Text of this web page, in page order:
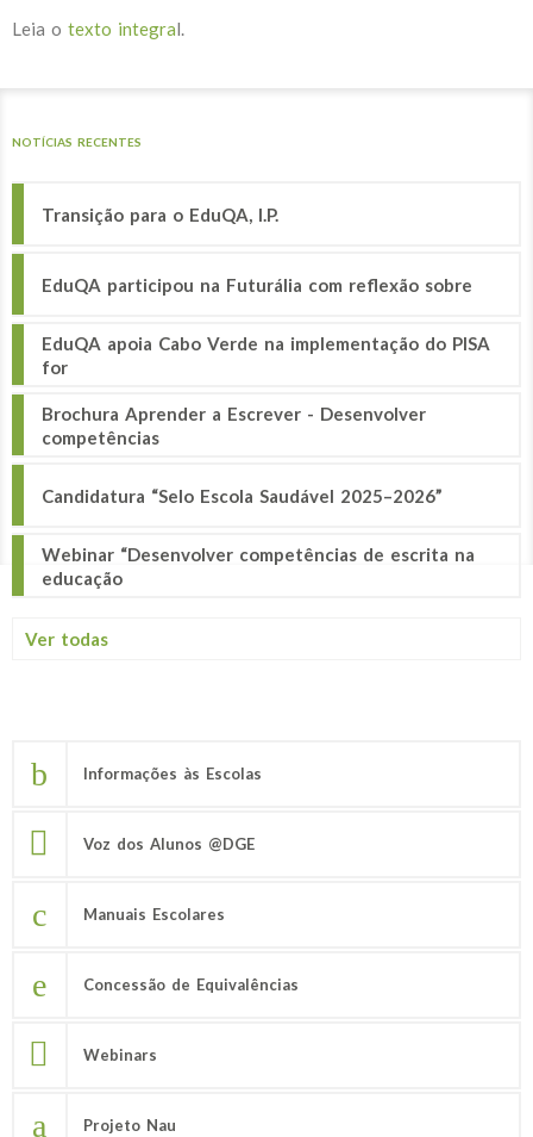
Leia o texto integral.
NOTÍCIAS RECENTES
Transição para o EduQA, I.P.
EduQA participou na Futurália com reflexão sobre
EduQA apoia Cabo Verde na implementação do PISA
for
Brochura Aprender a Escrever - Desenvolver
competências
Candidatura “Selo Escola Saudável 2025–2026”
Webinar “Desenvolver competências de escrita na
educação
Ver todas
Informações às Escolas
Voz dos Alunos @DGE
Manuais Escolares
Concessão de Equivalências
Webinars
Projeto Nau